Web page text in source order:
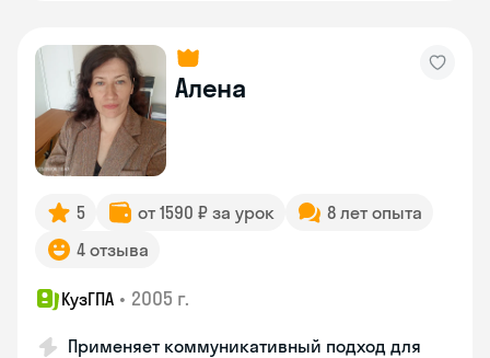
Алена
5 от 1590 ₽ за урок
8 лет опыта
4 отзыва
КузГПА • 2005 г.
Применяет коммуникативный подход для